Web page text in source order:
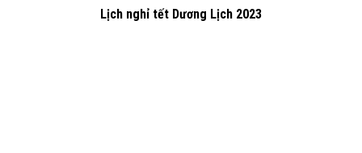
Lịch nghỉ tết Dương Lịch 2023